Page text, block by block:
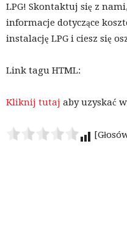
LPG! Skontaktuj się z
informacje dotyczące
instalację LPG i ciesz się
Link tagu HTML:
Kliknij tutaj aby uzyskać